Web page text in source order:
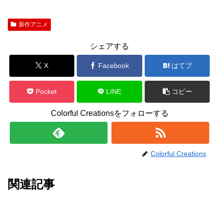
新作アニメ
シェアする
X Facebook はてブ
Pocket LINE コピー
Colorful Creationsをフォローする
Colorful Creations
関連記事